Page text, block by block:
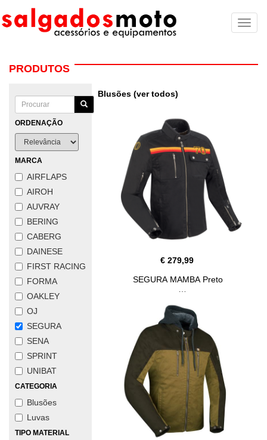
PRODUTOS
ORDENAÇÃO
MARCA
AIRFLAPS
AIROH
AUVRAY
BERING
CABERG
DAINESE
FIRST RACING
FORMA
OAKLEY
OJ
SEGURA
SENA
SPRINT
UNIBAT
CATEGORIA
Blusões
Luvas
TIPO MATERIAL
Blusões (ver todos)
€ 279,99
SEGURA MAMBA Preto